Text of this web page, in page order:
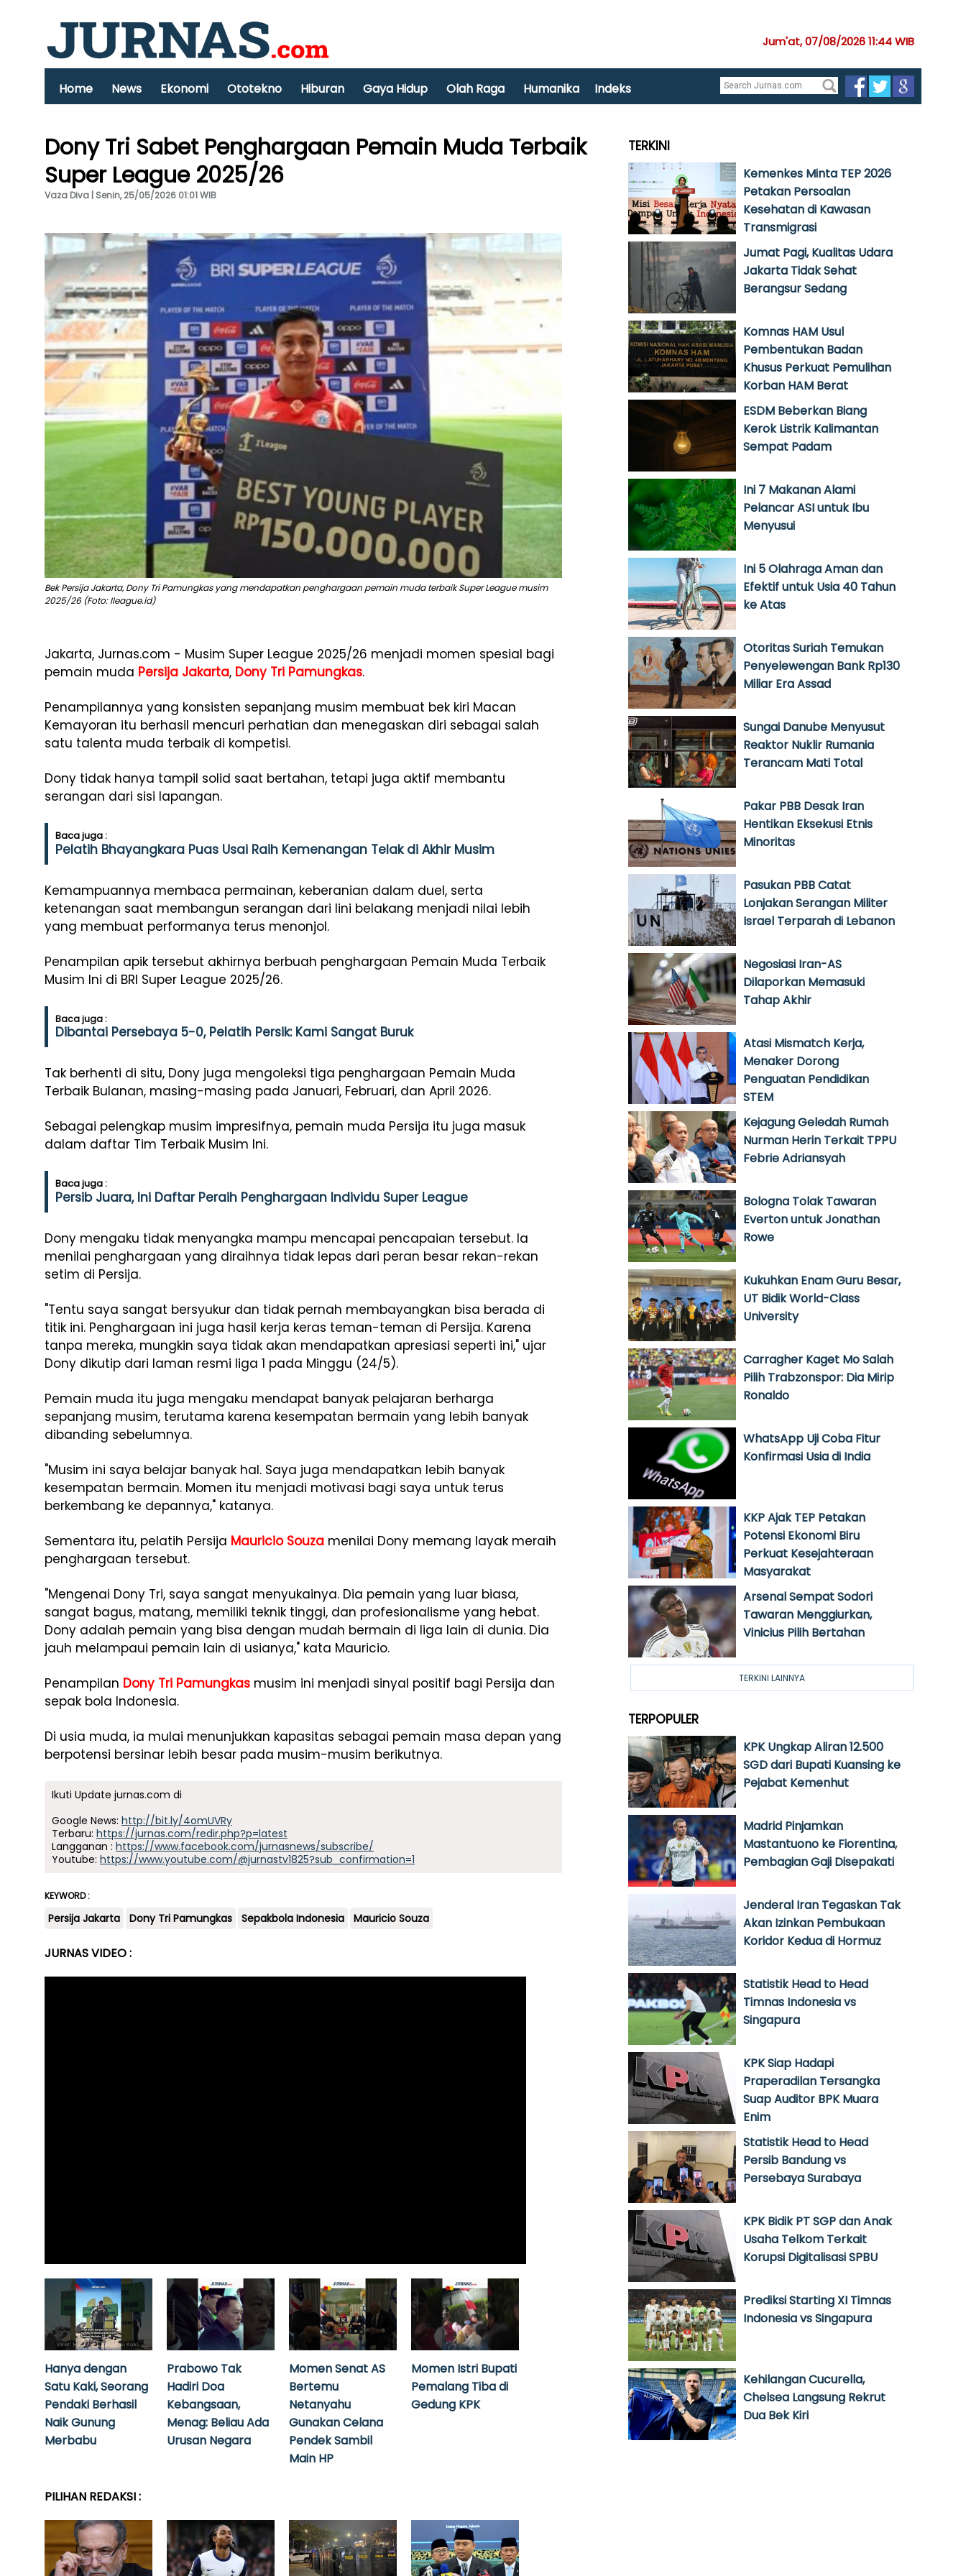
Jum'at, 07/08/2026 11:44 WIB
Home News Ekonomi Ototekno Hiburan Gaya Hidup Olah Raga Humanika Indeks
Dony Tri Sabet Penghargaan Pemain Muda Terbaik
Super League 2025/26
Vaza Diva | Senin, 25/05/2026 01:01 WIB
Bek Persija Jakarta, Dony Tri Pamungkas yang mendapatkan penghargaan pemain muda terbaik Super League musim
2025/26 (Foto: Ileague.id)
Jakarta, Jurnas.com - Musim Super League 2025/26 menjadi momen spesial bagi
pemain muda Persija Jakarta, Dony Tri Pamungkas.
Penampilannya yang konsisten sepanjang musim membuat bek kiri Macan
Kemayoran itu berhasil mencuri perhatian dan menegaskan diri sebagai salah
satu talenta muda terbaik di kompetisi.
Dony tidak hanya tampil solid saat bertahan, tetapi juga aktif membantu
serangan dari sisi lapangan.
Baca juga :
Pelatih Bhayangkara Puas Usai Raih Kemenangan Telak di Akhir Musim
Kemampuannya membaca permainan, keberanian dalam duel, serta
ketenangan saat membangun serangan dari lini belakang menjadi nilai lebih
yang membuat performanya terus menonjol.
Penampilan apik tersebut akhirnya berbuah penghargaan Pemain Muda Terbaik
Musim Ini di BRI Super League 2025/26.
Baca juga :
Dibantai Persebaya 5-0, Pelatih Persik: Kami Sangat Buruk
Tak berhenti di situ, Dony juga mengoleksi tiga penghargaan Pemain Muda
Terbaik Bulanan, masing-masing pada Januari, Februari, dan April 2026.
Sebagai pelengkap musim impresifnya, pemain muda Persija itu juga masuk
dalam daftar Tim Terbaik Musim Ini.
Baca juga :
Persib Juara, Ini Daftar Peraih Penghargaan Individu Super League
Dony mengaku tidak menyangka mampu mencapai pencapaian tersebut. Ia
menilai penghargaan yang diraihnya tidak lepas dari peran besar rekan-rekan
setim di Persija.
"Tentu saya sangat bersyukur dan tidak pernah membayangkan bisa berada di
titik ini. Penghargaan ini juga hasil kerja keras teman-teman di Persija. Karena
tanpa mereka, mungkin saya tidak akan mendapatkan apresiasi seperti ini," ujar
Dony dikutip dari laman resmi liga 1 pada Minggu (24/5).
Pemain muda itu juga mengaku mendapat banyak pelajaran berharga
sepanjang musim, terutama karena kesempatan bermain yang lebih banyak
dibanding sebelumnya.
"Musim ini saya belajar banyak hal. Saya juga mendapatkan lebih banyak
kesempatan bermain. Momen itu menjadi motivasi bagi saya untuk terus
berkembang ke depannya," katanya.
Sementara itu, pelatih Persija Mauricio Souza menilai Dony memang layak meraih
penghargaan tersebut.
"Mengenai Dony Tri, saya sangat menyukainya. Dia pemain yang luar biasa,
sangat bagus, matang, memiliki teknik tinggi, dan profesionalisme yang hebat.
Dony adalah pemain yang bisa dengan mudah bermain di liga lain di dunia. Dia
jauh melampaui pemain lain di usianya," kata Mauricio.
Penampilan Dony Tri Pamungkas musim ini menjadi sinyal positif bagi Persija dan
sepak bola Indonesia.
Di usia muda, ia mulai menunjukkan kapasitas sebagai pemain masa depan yang
berpotensi bersinar lebih besar pada musim-musim berikutnya.
Ikuti Update jurnas.com di
Google News: http://bit.ly/4omUVRy
Terbaru: https://jurnas.com/redir.php?p=latest
Langganan : https://www.facebook.com/jurnasnews/subscribe/
Youtube: https://www.youtube.com/@jurnastv1825?sub_confirmation=1
KEYWORD :
Persija Jakarta Dony Tri Pamungkas Sepakbola Indonesia Mauricio Souza
JURNAS VIDEO :
Hanya dengan
Satu Kaki, Seorang
Pendaki Berhasil
Naik Gunung
Merbabu
Prabowo Tak
Hadiri Doa
Kebangsaan,
Menag: Beliau Ada
Urusan Negara
Momen Senat AS
Bertemu
Netanyahu
Gunakan Celana
Pendek Sambil
Main HP
Momen Istri Bupati
Pemalang Tiba di
Gedung KPK
PILIHAN REDAKSI :
TERKINI
Kemenkes Minta TEP 2026
Petakan Persoalan
Kesehatan di Kawasan
Transmigrasi
Jumat Pagi, Kualitas Udara
Jakarta Tidak Sehat
Berangsur Sedang
Komnas HAM Usul
Pembentukan Badan
Khusus Perkuat Pemulihan
Korban HAM Berat
ESDM Beberkan Biang
Kerok Listrik Kalimantan
Sempat Padam
Ini 7 Makanan Alami
Pelancar ASI untuk Ibu
Menyusui
Ini 5 Olahraga Aman dan
Efektif untuk Usia 40 Tahun
ke Atas
Otoritas Suriah Temukan
Penyelewengan Bank Rp130
Miliar Era Assad
Sungai Danube Menyusut
Reaktor Nuklir Rumania
Terancam Mati Total
Pakar PBB Desak Iran
Hentikan Eksekusi Etnis
Minoritas
Pasukan PBB Catat
Lonjakan Serangan Militer
Israel Terparah di Lebanon
Negosiasi Iran-AS
Dilaporkan Memasuki
Tahap Akhir
Atasi Mismatch Kerja,
Menaker Dorong
Penguatan Pendidikan
STEM
Kejagung Geledah Rumah
Nurman Herin Terkait TPPU
Febrie Adriansyah
Bologna Tolak Tawaran
Everton untuk Jonathan
Rowe
Kukuhkan Enam Guru Besar,
UT Bidik World-Class
University
Carragher Kaget Mo Salah
Pilih Trabzonspor: Dia Mirip
Ronaldo
WhatsApp Uji Coba Fitur
Konfirmasi Usia di India
KKP Ajak TEP Petakan
Potensi Ekonomi Biru
Perkuat Kesejahteraan
Masyarakat
Arsenal Sempat Sodori
Tawaran Menggiurkan,
Vinicius Pilih Bertahan
TERKINI LAINNYA
TERPOPULER
KPK Ungkap Aliran 12.500
SGD dari Bupati Kuansing ke
Pejabat Kemenhut
Madrid Pinjamkan
Mastantuono ke Fiorentina,
Pembagian Gaji Disepakati
Jenderal Iran Tegaskan Tak
Akan Izinkan Pembukaan
Koridor Kedua di Hormuz
Statistik Head to Head
Timnas Indonesia vs
Singapura
KPK Siap Hadapi
Praperadilan Tersangka
Suap Auditor BPK Muara
Enim
Statistik Head to Head
Persib Bandung vs
Persebaya Surabaya
KPK Bidik PT SGP dan Anak
Usaha Telkom Terkait
Korupsi Digitalisasi SPBU
Prediksi Starting XI Timnas
Indonesia vs Singapura
Kehilangan Cucurella,
Chelsea Langsung Rekrut
Dua Bek Kiri